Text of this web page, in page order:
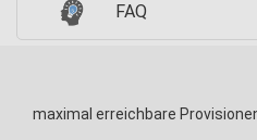
FAQ
maximal erreichbare